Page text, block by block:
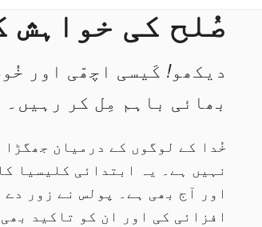
صُلح کی خواہش
دیکھو! کَیسی اچھّی اور
بھائی باہم مِل کر رہیں۔
خُدا کے لوگوں کے درمیان
نہیں ہے۔ یہ ابتدائی کلیسیا
اور آج بھی ہے۔ پولس نے زور
افزائی کی اور ان کو تاکید